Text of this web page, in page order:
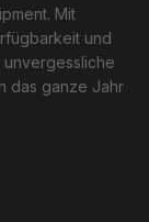
Mit
und
unvergessliche
das ganze Jahr